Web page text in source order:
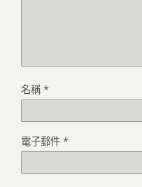
名稱 *
電子郵件 *